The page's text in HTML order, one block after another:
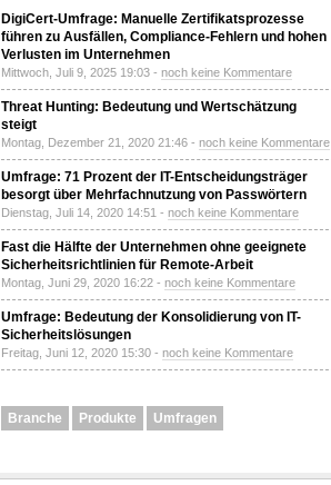
DigiCert-Umfrage: Manuelle Zertifikatsprozesse
führen zu Ausfällen, Compliance-Fehlern und hohen
Verlusten im Unternehmen
Mittwoch, Juli 9, 2025 19:03 - noch keine Kommentare
Threat Hunting: Bedeutung und Wertschätzung
steigt
Montag, Dezember 21, 2020 21:46 - noch keine Kommentare
Umfrage: 71 Prozent der IT-Entscheidungsträger
besorgt über Mehrfachnutzung von Passwörtern
Dienstag, Juli 14, 2020 14:51 - noch keine Kommentare
Fast die Hälfte der Unternehmen ohne geeignete
Sicherheitsrichtlinien für Remote-Arbeit
Montag, Juni 29, 2020 16:22 - noch keine Kommentare
Umfrage: Bedeutung der Konsolidierung von IT-
Sicherheitslösungen
Freitag, Juni 12, 2020 15:30 - noch keine Kommentare
Branche Produkte Umfragen